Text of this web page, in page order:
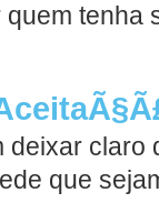
tenha
claro
que